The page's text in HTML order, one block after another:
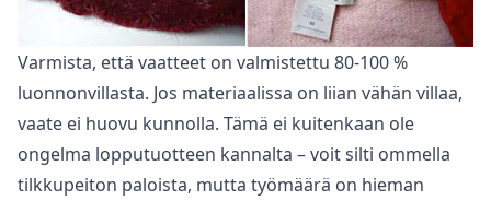
Varmista, että vaatteet on valmistettu 80-100 %
luonnonvillasta. Jos materiaalissa on liian vähän villaa,
vaate ei huovu kunnolla. Tämä ei kuitenkaan ole
ongelma lopputuotteen kannalta – voit silti ommella
tilkkupeiton paloista, mutta työmäärä on hieman